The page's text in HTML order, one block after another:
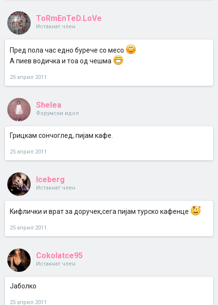
ToRmEnTeD.LoVe
Истакнат член
Пред пола час едно бурече со месо
А пиев водичка и тоа од чешма
25 април 2011
Shelea
Форумски идол
Грицкам сончоглед, пијам кафе.
25 април 2011
Iceberg
Истакнат член
Kифлички и врат за доручек,сега пијам турско кафенце
25 април 2011
Cokolatce95
Истакнат член
Јаболко
25 април 2011